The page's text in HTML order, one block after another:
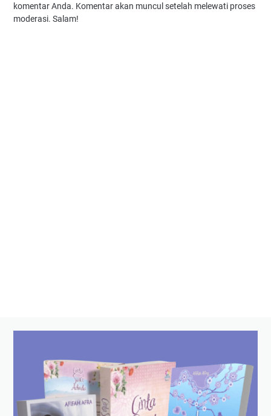
komentar Anda. Komentar akan muncul setelah melewati proses
moderasi. Salam!